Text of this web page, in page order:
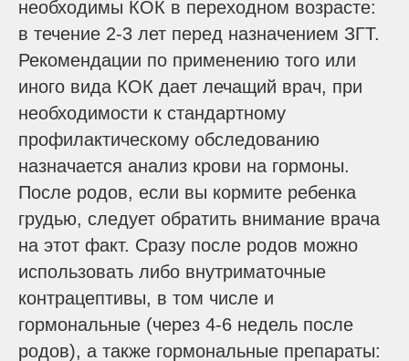
необходимы КОК в переходном возрасте:
в течение 2-3 лет перед назначением ЗГТ.
Рекомендации по применению того или
иного вида КОК дает лечащий врач, при
необходимости к стандартному
профилактическому обследованию
назначается анализ крови на гормоны.
После родов, если вы кормите ребенка
грудью, следует обратить внимание врача
на этот факт. Сразу после родов можно
использовать либо внутриматочные
контрацептивы, в том числе и
гормональные (через 4-6 недель после
родов), а также гормональные препараты: